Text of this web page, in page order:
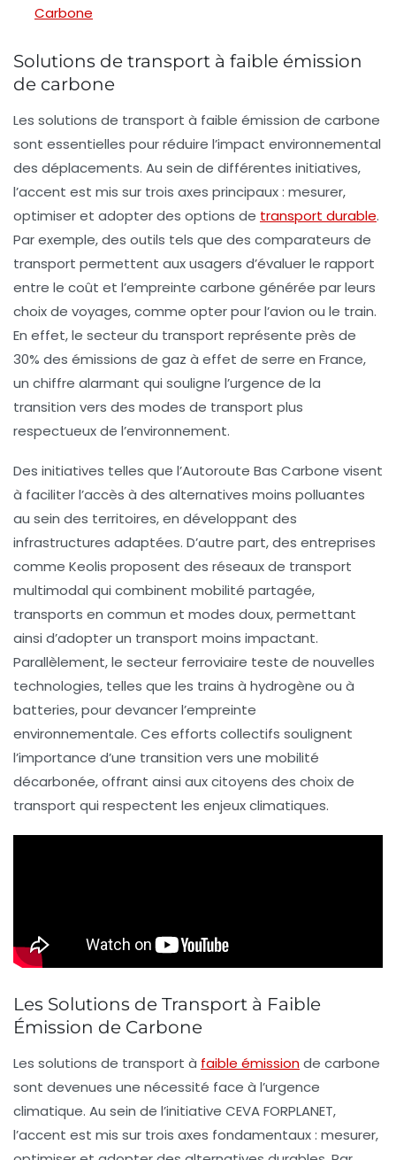
Carbone
Solutions de transport à faible émission
de carbone
Les solutions de transport à faible émission de carbone
sont essentielles pour réduire l’impact environnemental
des déplacements. Au sein de différentes initiatives,
l’accent est mis sur trois axes principaux : mesurer,
optimiseret adopter des options de transport durable.
Par exemple, des outils tels que des comparateurs de
transport permettent aux usagers d’évaluer le rapport
entre le coût et l’empreinte carbone générée par leurs
choix de voyages, comme opter pour l’avion ou le train.
En effet, le secteur du transport représente près de
30% des émissions de gaz à effet de serre en France,
un chiffre alarmant qui souligne l’urgence de la
transition vers des modes de transport plus
respectueux de l’environnement.
Des initiatives telles que l’Autoroute Bas Carbone visent
à faciliter l’accès à des alternatives moins polluantes
au sein des territoires, en développant des
infrastructures adaptées. D’autre part, des entreprises
comme Keolis proposent des réseaux de transport
multimodal qui combinent mobilité partagée,
transports en commun et modes doux, permettant
ainsi d’adopter un transport moins impactant.
Parallèlement, le secteur ferroviaire teste de nouvelles
technologies, telles que les trains à hydrogène ou à
batteries, pour devancer l’empreinte
environnementale. Ces efforts collectifs soulignent
l’importance d’une transition vers une mobilité
décarbonée, offrant ainsi aux citoyens des choix de
transport qui respectent les enjeux climatiques.
Les Solutions de Transport à Faible
Émission de Carbone
Les solutions de transport à faible émissionde carbone
sont devenues une nécessité face à l’urgence
climatique. Au sein de l’initiative CEVA FORPLANET,
l’accent est mis sur trois axes fondamentaux : mesurer,